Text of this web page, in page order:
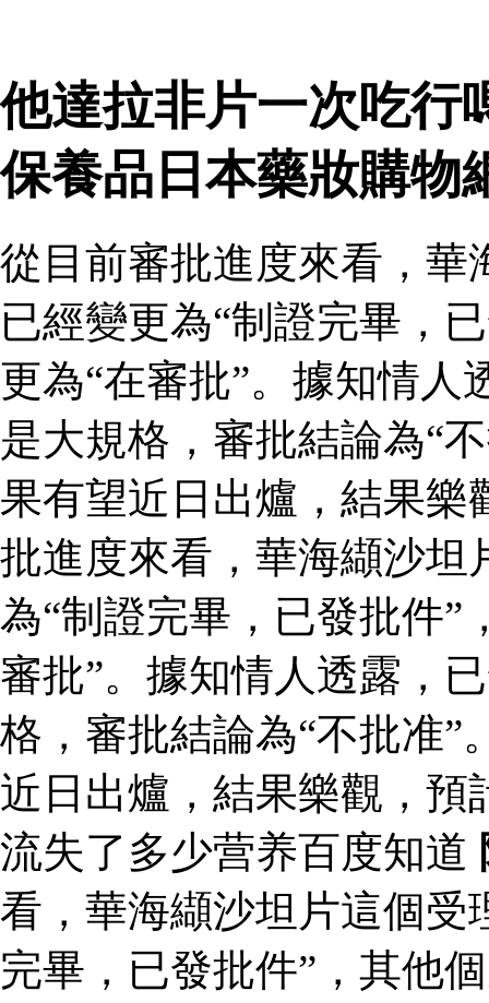
他達拉非片一次吃行
保養品日本藥妝購物
從目前審批進度來看，華
已經變更為“制證完畢，
更為“在審批”。據知情
是大規格，審批結論為“
果有望近日出爐，結果樂
批進度來看，華海纈沙坦
為“制證完畢，已發批件”
審批”。據知情人透露，
格，審批結論為“不批准”
近日出爐，結果樂觀，預
流失了多少营养百度知道
看，華海纈沙坦片這個受
完畢，已發批件”，其他